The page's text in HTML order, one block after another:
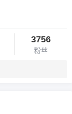
3756
粉丝